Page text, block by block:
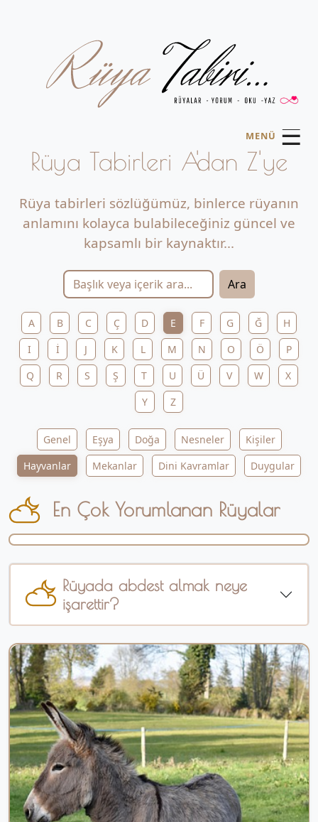
MENÜ ☰
Rüya Tabirleri A'dan Z'ye
Rüya tabirleri sözlüğümüz, binlerce rüyanın
anlamını kolayca bulabileceğiniz güncel ve
kapsamlı bir kaynaktır...
Ara
A B C Ç D E F G Ğ
H
I
İ J K L M N O Ö
P
Q
R S Ş T U Ü V W
X
Y
Z
Genel Eşya Doğa Nesneler
Kişiler
Hayvanlar
Mekanlar Dini Kavramlar Duygular
En Çok Yorumlanan Rüyalar
Rüyada abdest almak neye
işarettir?